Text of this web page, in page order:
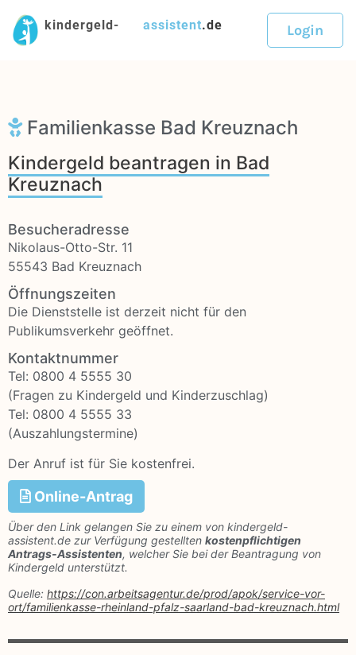
kindergeld- assistent.de Login
Familienkasse Bad Kreuznach
Kindergeld beantragen in Bad
Kreuznach
Besucheradresse
Nikolaus-Otto-Str. 11
55543 Bad Kreuznach
Öffnungszeiten
Die Dienststelle ist derzeit nicht für den
Publikumsverkehr geöffnet.
Kontaktnummer
Tel: 0800 4 5555 30
(Fragen zu Kindergeld und Kinderzuschlag)
Tel: 0800 4 5555 33
(Auszahlungstermine)
Der Anruf ist für Sie kostenfrei.
Online-Antrag
Über den Link gelangen Sie zu einem von kindergeld-
assistent.de zur Verfügung gestellten kostenpflichtigen
Antrags-Assistenten, welcher Sie bei der Beantragung von
Kindergeld unterstützt.
Quelle: https://con.arbeitsagentur.de/prod/apok/service-vor-
ort/familienkasse-rheinland-pfalz-saarland-bad-kreuznach.html